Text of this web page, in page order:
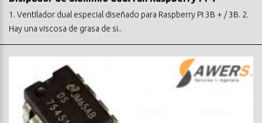
1. Ventilador dual especial diseñado para Raspberry Pi 3B + / 3B. 2.
Hay una viscosa de grasa de si..